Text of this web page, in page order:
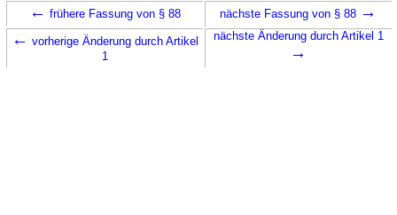
← frühere Fassung von § 88 nächste Fassung von § 88 →
← vorherige Änderung durch Artikel
1
nächste Änderung durch Artikel 1
→